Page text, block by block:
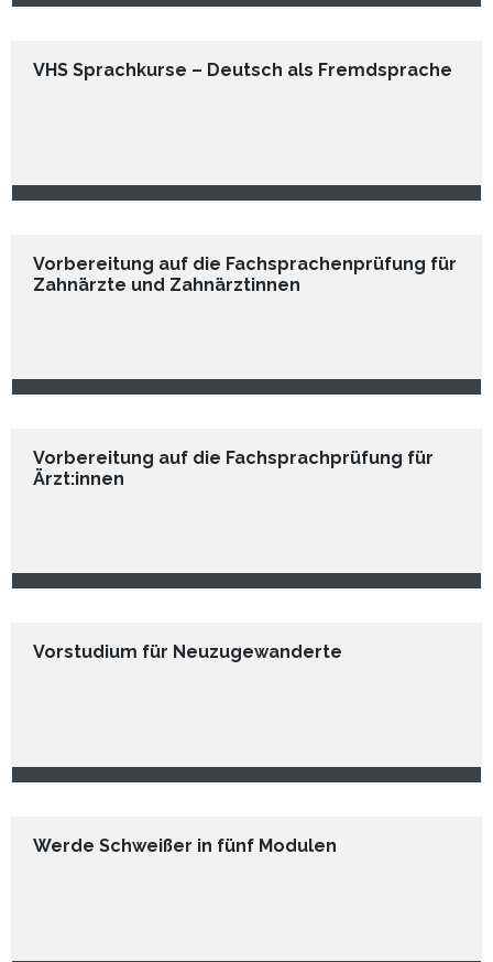
VHS Sprachkurse – Deutsch als Fremdsprache
Vorbereitung auf die Fachsprachenprüfung für
Zahnärzte und Zahnärztinnen
Vorbereitung auf die Fachsprachprüfung für
Ärzt:innen
Vorstudium für Neuzugewanderte
Werde Schweißer in fünf Modulen